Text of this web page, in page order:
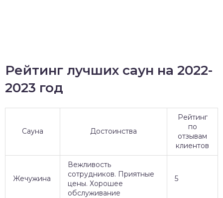
Рейтинг лучших саун на 2022-
2023 год
Сауна Достоинства
Рейтинг
по
отзывам
клиентов
Жечужина
Вежливость
сотрудников. Приятные
цены. Хорошее
обслуживание
5